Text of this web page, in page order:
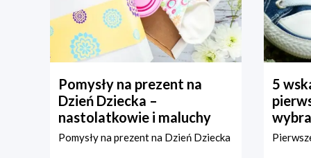
Pomysły na prezent na
Dzień Dziecka –
nastolatkowie i maluchy
Pomysły na prezent na Dzień Dziecka
5